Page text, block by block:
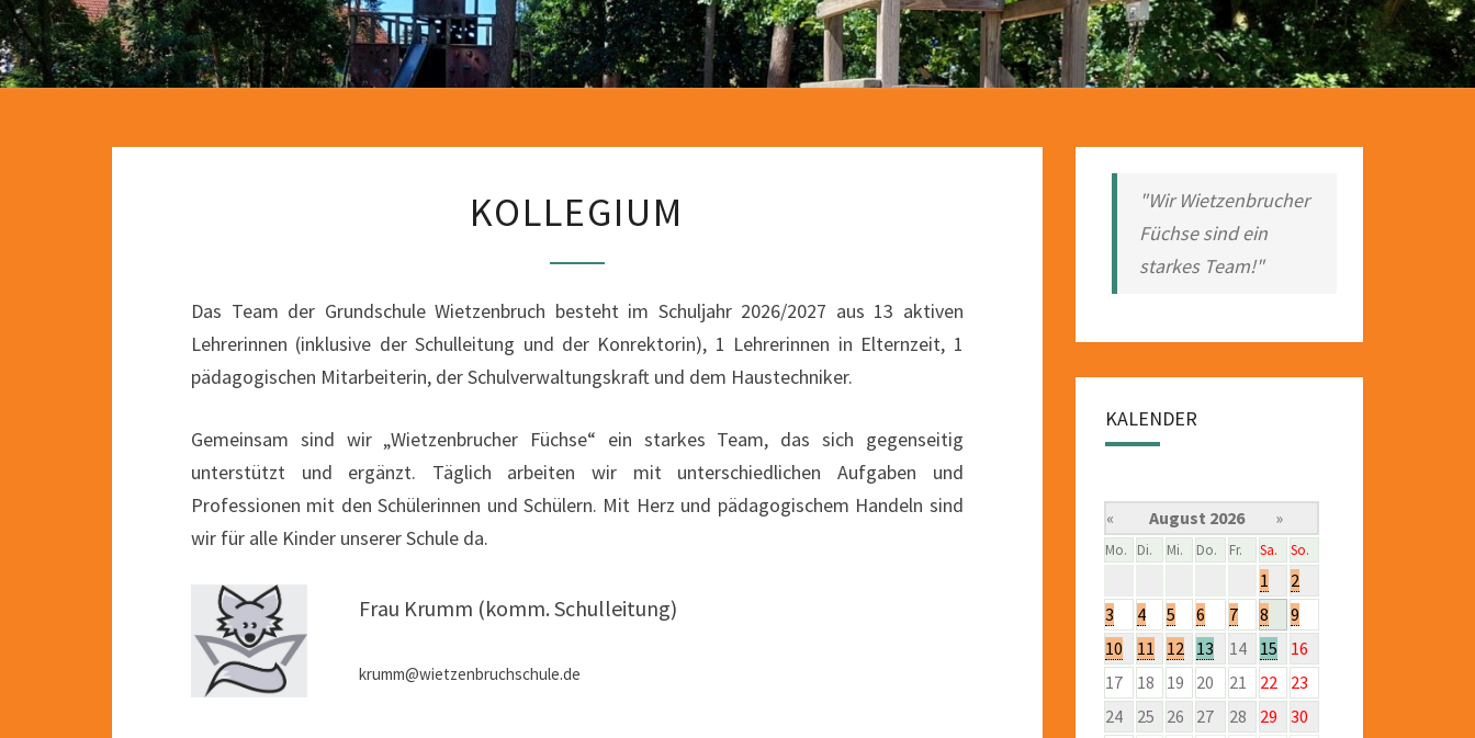
KOLLEGIUM
Das Team der Grundschule Wietzenbruch besteht im Schuljahr 2026/2027 aus 13 aktiven
Lehrerinnen (inklusive der Schulleitung und der Konrektorin), 1 Lehrerinnen in Elternzeit, 1
pädagogischen Mitarbeiterin, der Schulverwaltungskraft und dem Haustechniker.
Gemeinsam sind wir „Wietzenbrucher Füchse“ ein starkes Team, das sich gegenseitig
unterstützt und ergänzt. Täglich arbeiten wir mit unterschiedlichen Aufgaben und
Professionen mit den Schülerinnen und Schülern. Mit Herz und pädagogischem Handeln sind
wir für alle Kinder unserer Schule da.
Frau Krumm (komm. Schulleitung)
krumm@wietzenbruchschule.de
"Wir Wietzenbrucher
Füchse sind ein
starkes Team!"
KALENDER
« August 2026 »
Mo. Di. Mi. Do. Fr. Sa. So.
1
2
3
4 5 6 7 8
9
10
11 12 13 14 15
16
17
18 19 20 21 22
23
24
25 26 27 28 29
30